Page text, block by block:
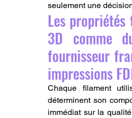
seulement une
Les
3D comme
fournisseur
impressions
Chaque filament
déterminent son
immédiat sur la